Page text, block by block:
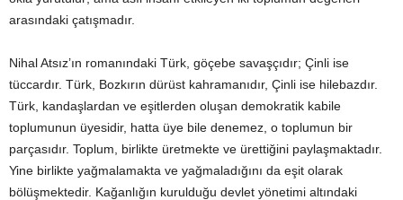
arasındaki çatışmadır.
Nihal Atsız’ın romanındaki Türk, göçebe savaşçıdır; Çinli ise
tüccardır. Türk, Bozkırın dürüst kahramanıdır, Çinli ise hilebazdır.
Türk, kandaşlardan ve eşitlerden oluşan demokratik kabile
toplumunun üyesidir, hatta üye bile denemez, o toplumun bir
parçasıdır. Toplum, birlikte üretmekte ve ürettiğini paylaşmaktadır.
Yine birlikte yağmalamakta ve yağmaladığını da eşit olarak
bölüşmektedir. Kağanlığın kurulduğu devlet yönetimi altındaki